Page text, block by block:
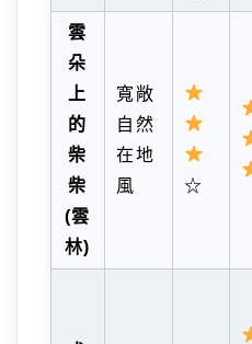
雲
朵
上
的
柴
柴
(雲
林)
寬敞
自然
在地
風
☆